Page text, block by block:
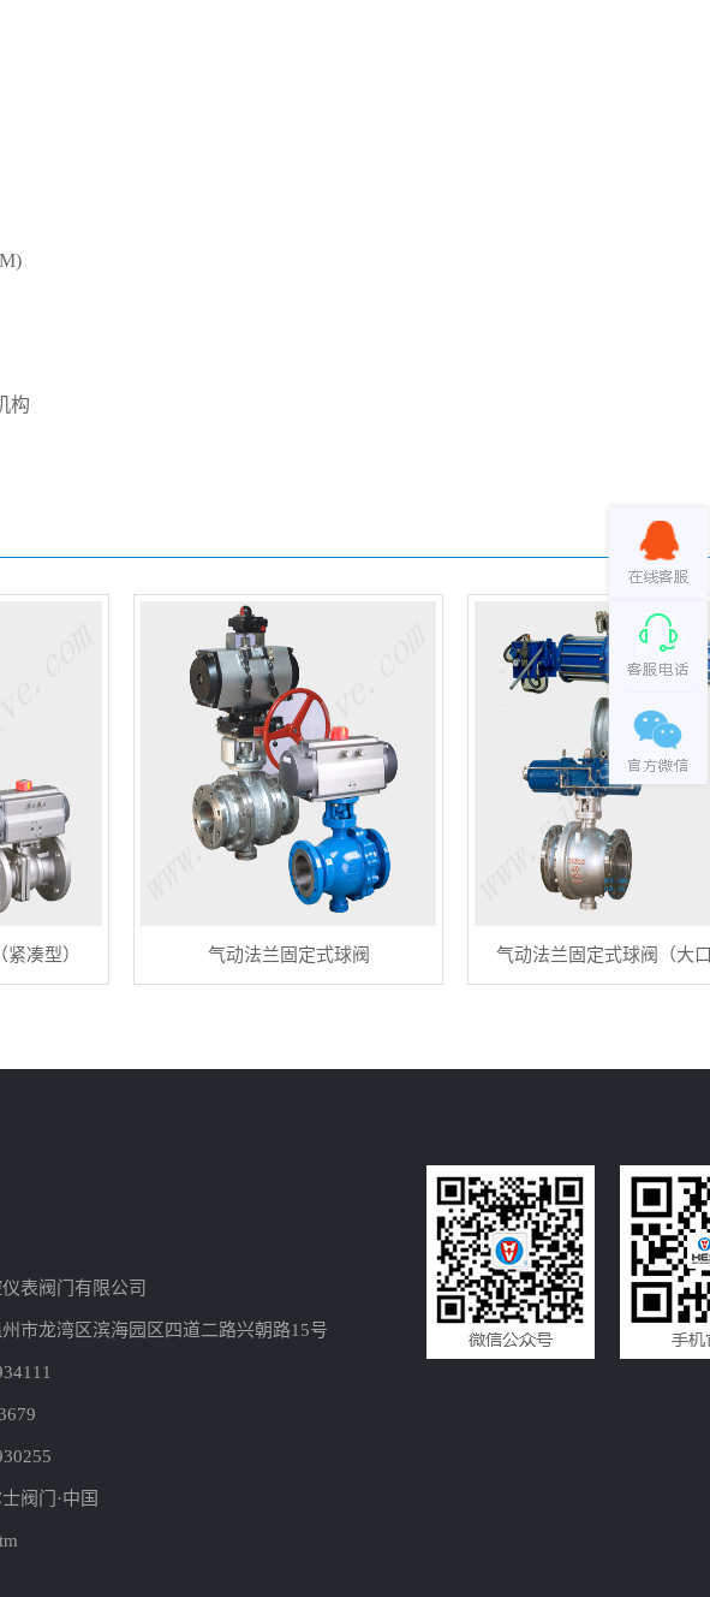
构
凑型） 气动法兰固定式球阀 气动法兰固定式球阀（大
表阀门有限公司
市龙湾区滨海园区四道二路兴朝路15号
阀门·中国